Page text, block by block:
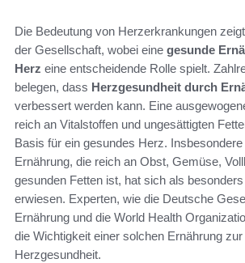
Die Bedeutung von Herzerkrankungen
der Gesellschaft, wobei eine gesunde
Herz eine entscheidende Rolle spielt.
belegen, dass Herzgesundheit durch
verbessert werden kann. Eine
reich an Vitalstoffen und ungesättigten
Basis für ein gesundes Herz.
Ernährung, die reich an Obst, Gemüse,
gesunden Fetten ist, hat sich als
erwiesen. Experten, wie die Deutsche
Ernährung und die World Health
die Wichtigkeit einer solchen Ernährung
Herzgesundheit.